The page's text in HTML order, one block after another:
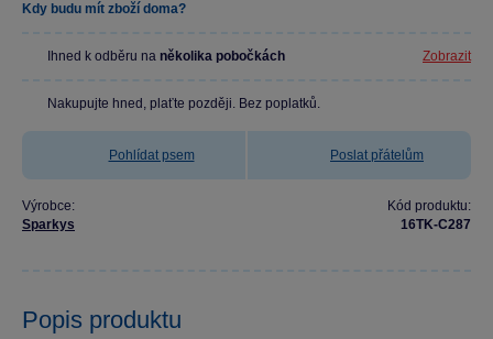
Kdy budu mít zboží doma?
Ihned k odběru na několika pobočkách Zobrazit
Nakupujte hned, plaťte později. Bez poplatků.
Pohlídat psem Poslat přátelům
Výrobce:
Sparkys
Kód produktu:
16TK-C287
Popis produktu